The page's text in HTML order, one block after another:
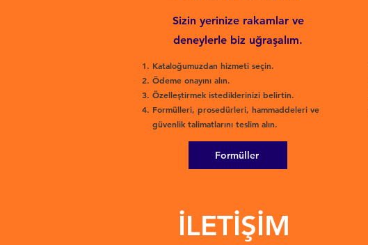
Sizin yerinize rakamlar ve
deneylerle biz uğraşalım.
Kataloğumuzdan hizmeti seçin.
Ödeme onayını alın.
Özelleştirmek istediklerinizi belirtin.
Formülleri, prosedürleri, hammaddeleri ve
güvenlik talimatlarını teslim alın.
Formüller
İLETİŞİM